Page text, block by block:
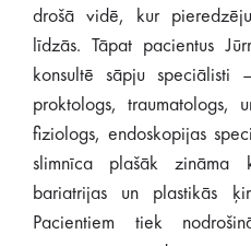
drošā vidē, kur
līdzās. Tāpat pacientus
konsultē sāpju speciālisti
proktologs, traumatologs,
fiziologs, endoskopijas
slimnīca plašāk zināma
bariatrijas un plastikās
Pacientiem tiek